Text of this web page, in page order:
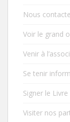
Nous
Voir le grand
Venir à
Se tenir
Signer le Livre
Visiter nos